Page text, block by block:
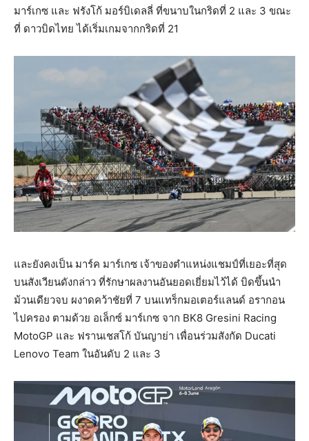
มาร์เกซ และ ฟรังโก้ มอร์บิเดลลี่ ที่ขนาบในกริดที่ 2 และ 3 ขณะ
ที่ ดาวบิดไทย ได้เริ่มเกมจากกริดที่ 21
และยังคงเป็น มาร์ค มาร์เกซ เจ้าของตำแหน่งแชมป์ที่เยอะที่สุด
บนสังเวียนดังกล่าว ที่รักษาผลงานอันยอดเยี่ยมไว้ได้ บิดขึ้นนำ
ม้วนเดียวจบ ผงาดคว้าชัยที่ 7 บนแทร็กมอเตอร์แลนด์ อรากอน
ไปครอง ตามด้วย อเล็กซ์ มาร์เกซ จาก BK8 Gresini Racing
MotoGP และ ฟรานเชสโก้ บันญาย่า เพื่อนร่วมสังกัด Ducati
Lenovo Team ในอันดับ 2 และ 3